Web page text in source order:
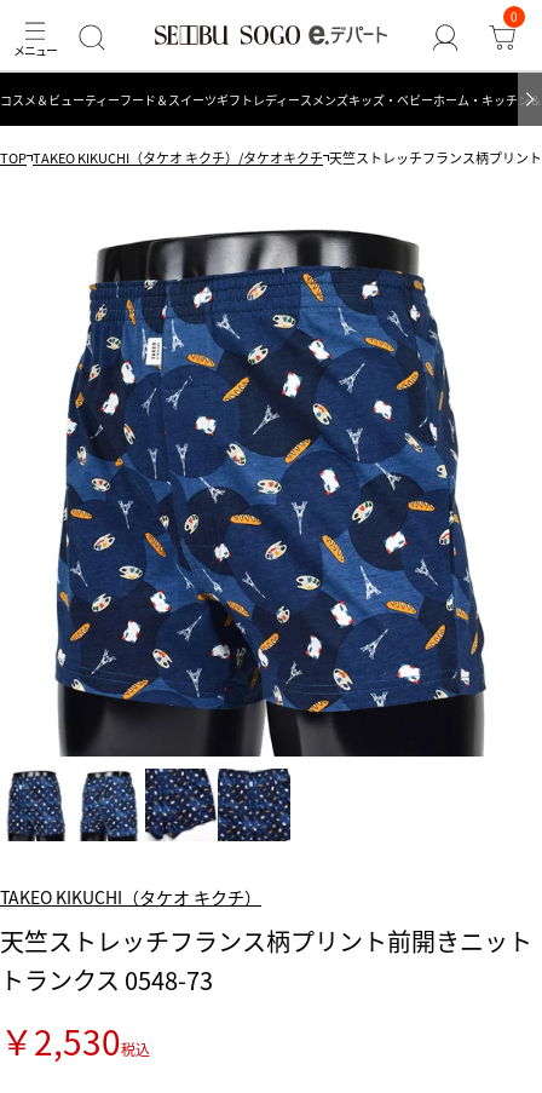
0
コスメ＆ビューティーフード＆スイーツギフト レディース メンズキッズ・ベビーホーム・キッチン
TOP TAKEO KIKUCHI（タケオ キクチ）/タケオキクチ 天竺ストレッチフランス柄プリン
TAKEO KIKUCHI（タケオ キクチ）
天竺ストレッチフランス柄プリント前開きニット
トランクス 0548-73
￥2,530税込